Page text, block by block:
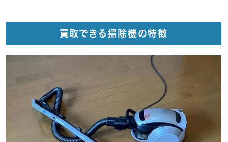
買取できる掃除機の特徴